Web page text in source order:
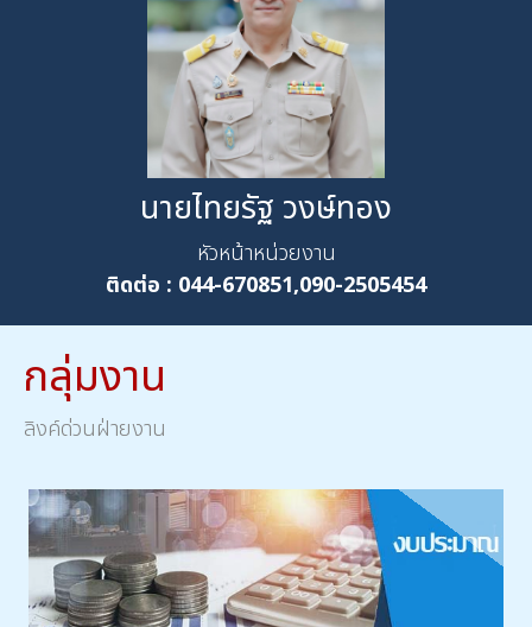
นายไทยรัฐ วงษ์ทอง
หัวหน้าหน่วยงาน
ติดต่อ : 044-670851,090-2505454
กลุ่มงาน
ลิงค์ด่วนฝ่ายงาน